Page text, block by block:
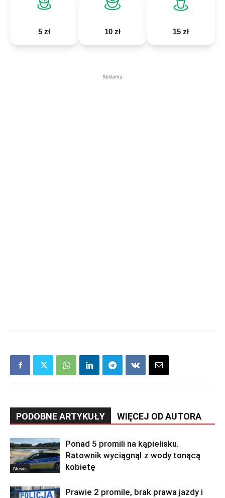
5 zł 10 zł 15 zł
Reklama
PODOBNE ARTYKUŁY WIĘCEJ OD AUTORA
News
Ponad 5 promili na kąpielisku.
Ratownik wyciągnął z wody tonącą
kobietę
Prawie 2 promile, brak prawa jazdy i